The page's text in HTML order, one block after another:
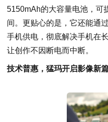
5150mAh的大容量电池，可
间。更贴心的是，它还能通
手机供电，彻底解决手机在
让创作不因断电而中断。
技术普惠，猛玛开启影像新